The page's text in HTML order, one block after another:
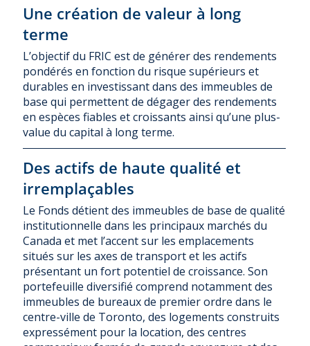
Une création de valeur à long
terme
L’objectif du FRIC est de générer des rendements
pondérés en fonction du risque supérieurs et
durables en investissant dans des immeubles de
base qui permettent de dégager des rendements
en espèces fiables et croissants ainsi qu’une plus-
value du capital à long terme.
Des actifs de haute qualité et
irremplaçables
Le Fonds détient des immeubles de base de qualité
institutionnelle dans les principaux marchés du
Canada et met l’accent sur les emplacements
situés sur les axes de transport et les actifs
présentant un fort potentiel de croissance. Son
portefeuille diversifié comprend notamment des
immeubles de bureaux de premier ordre dans le
centre-ville de Toronto, des logements construits
expressément pour la location, des centres